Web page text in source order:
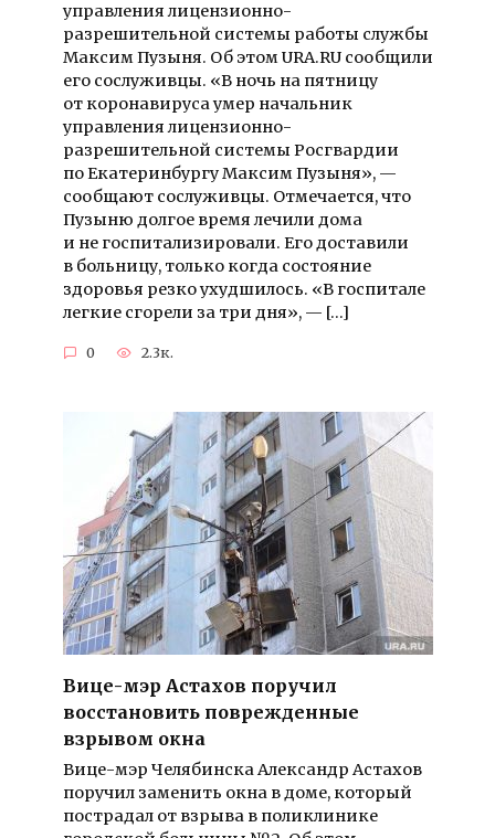
управления лицензионно-
разрешительной системы работы службы
Максим Пузыня. Об этом URA.RU сообщили
его сослуживцы. «В ночь на пятницу
от коронавируса умер начальник
управления лицензионно-
разрешительной системы Росгвардии
по Екатеринбургу Максим Пузыня», —
сообщают сослуживцы. Отмечается, что
Пузыню долгое время лечили дома
и не госпитализировали. Его доставили
в больницу, только когда состояние
здоровья резко ухудшилось. «В госпитале
легкие сгорели за три дня», — […]
0 2.3к.
Вице-мэр Астахов поручил
восстановить поврежденные
взрывом окна
Вице-мэр Челябинска Александр Астахов
поручил заменить окна в доме, который
пострадал от взрыва в поликлинике